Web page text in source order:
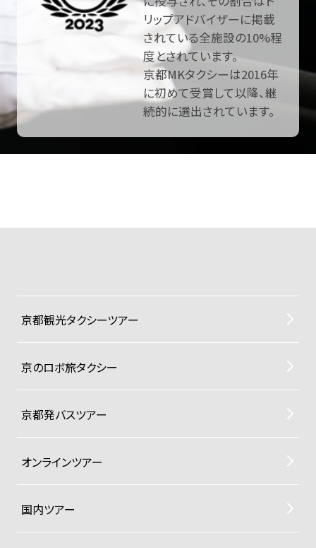
リップアドバイザーに掲載
されている全施設の10%程
度とされています。
京都MKタクシーは2016年
に初めて受賞して以降、継
続的に選出されています。
京都観光タクシーツアー
京のロボ旅タクシー
京都発バスツアー
オンラインツアー
国内ツアー